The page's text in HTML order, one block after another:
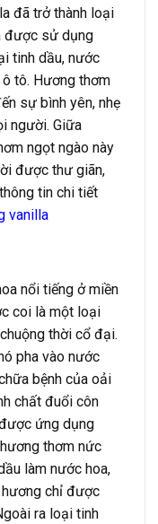
đã trở thành loại
được sử dụng
tinh dầu, nước
tô. Hương thơm
sự bình yên, nhẹ
người. Giữa
ngọt ngào này
được thư giãn,
tin chi tiết
vanilla
nổi tiếng ở miền
coi là một loại
thời cổ đại.
pha vào nước
bệnh của oải
chất đuổi côn
ứng dụng
thơm nức
làm nước hoa,
chỉ được
ra loại tinh